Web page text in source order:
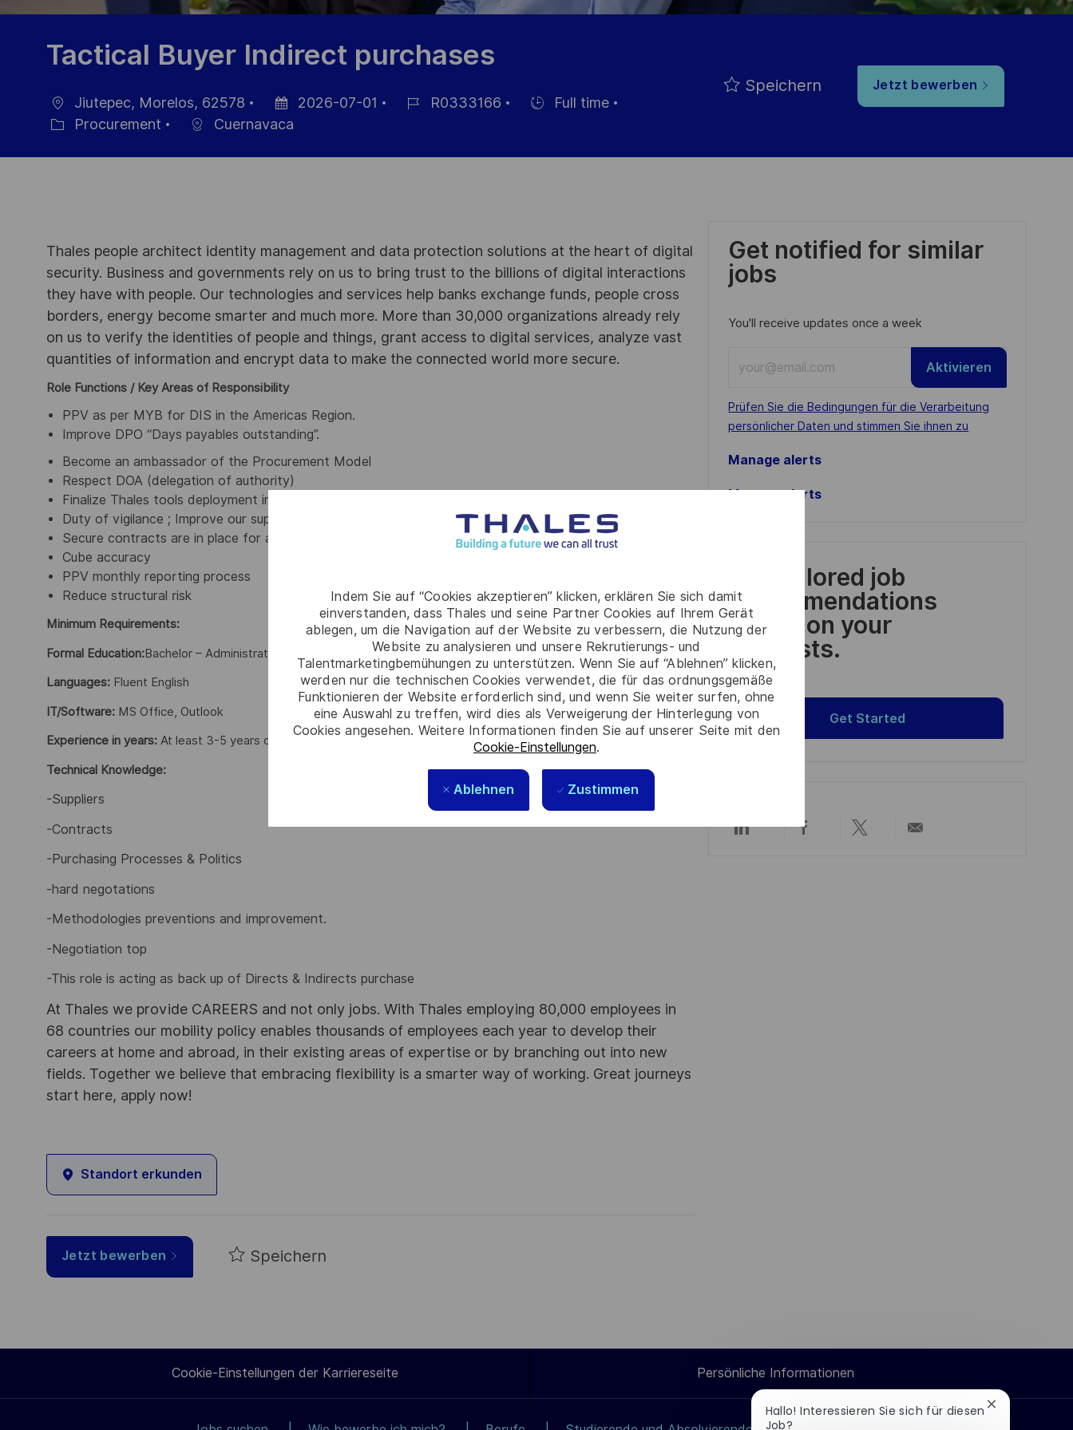
Indem Sie auf “Cookies akzeptieren” klicken, erklären Sie sich damit
einverstanden, dass Thales und seine Partner Cookies auf Ihrem Gerät
ablegen, um die Navigation auf der Website zu verbessern, die Nutzung der
Website zu analysieren und unsere Rekrutierungs- und
Talentmarketingbemühungen zu unterstützen. Wenn Sie auf “Ablehnen” klicken,
werden nur die technischen Cookies verwendet, die für das ordnungsgemäße
Funktionieren der Website erforderlich sind, und wenn Sie weiter surfen, ohne
eine Auswahl zu treffen, wird dies als Verweigerung der Hinterlegung von
Cookies angesehen. Weitere Informationen finden Sie auf unserer Seite mit den
Cookie-Einstellungen.
Ablehnen Zustimmen
Tactical Buyer Indirect purchases
Ort
Jiutepec, Morelos, 62578
Datum
Veröffentlichung
2026-07-01
R0333166
Full time
Procurement Cuernavaca
Speichern Jetzt bewerben
Thales people architect identity management and data protection solutions at the heart of digital
security. Business and governments rely on us to bring trust to the billions of digital interactions
they have with people. Our technologies and services help banks exchange funds, people cross
borders, energy become smarter and much more. More than 30,000 organizations already rely
on us to verify the identities of people and things, grant access to digital services, analyze vast
quantities of information and encrypt data to make the connected world more secure.
Role Functions / Key Areas of Responsibility
PPV as per MYB for DIS in the Americas Region.
Improve DPO “Days payables outstanding”.
Become an ambassador of the Procurement Model
Respect DOA (delegation of authority)
Finalize Thales tools deployment in DIS Americas
Duty of vigilance ; Improve our supplier compliance (anti-corruption, corporate responsibility)
Secure contracts are in place for all key suppliers.
Cube accuracy
PPV monthly reporting process
Reduce structural risk
Minimum Requirements:
Formal Education:Bachelor – Administration, International Trade, Industrial Engineering, or related career.
Languages: Fluent English
IT/Software: MS Office, Outlook
Experience in years: At least 3-5 years of progressive experience in similar position.
Technical Knowledge:
-Suppliers
-Contracts
-Purchasing Processes & Politics
-hard negotations
-Methodologies preventions and improvement.
-Negotiation top
-This role is acting as back up of Directs & Indirects purchase
At Thales we provide CAREERS and not only jobs. With Thales employing 80,000 employees in
68 countries our mobility policy enables thousands of employees each year to develop their
careers at home and abroad, in their existing areas of expertise or by branching out into new
fields. Together we believe that embracing flexibility is a smarter way of working. Great journeys
start here, apply now!
Standort erkunden
Jetzt bewerben Speichern
Get notified for similar
jobs
You'll receive updates once a week
Email
address
(Required)
Required
Prüfen Sie die Bedingungen für die Verarbeitung
persönlicher Daten und stimmen Sie ihnen zu
Aktivieren
Manage alerts
Manage alerts
Get tailored job
recommendations
based on your
interests.
Get Started
Über
Über
Über
Per
Cookie-Einstellungen der Karriereseite Persönliche Informationen
Hallo! Interessieren Sie sich für diesen
Job?
Chatbot-